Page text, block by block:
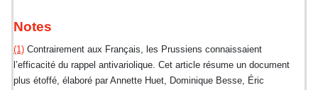
Notes
(1) Contrairement aux Français, les Prussiens connaissaient
l’efficacité du rappel antivariolique. Cet article résume un document
plus étoffé, élaboré par Annette Huet, Dominique Besse, Éric